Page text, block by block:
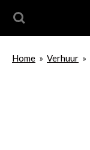
Ga
direct
deHome » Verhuur »